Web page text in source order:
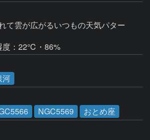
て雲が広がるいつもの天気パター
度：22℃・86%
河
NGC5569 おとめ座